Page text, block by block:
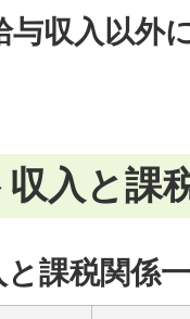
与収入以外
入と課
課税関係